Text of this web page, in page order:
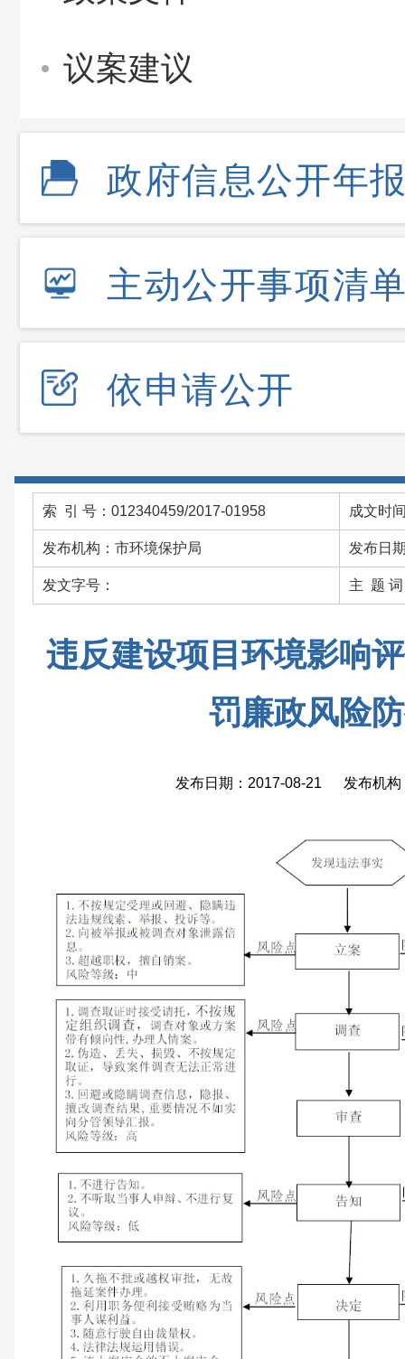
议案建议
政府信息公开年
主动公开事项清
依申请公开
索 引 号：012340459/2017-01958 成文时
发布机构：市环境保护局 发布日
发文字号： 主 题 词
违反建设项目环境影响
罚廉政风险
发布日期：2017-08-21 发布机构